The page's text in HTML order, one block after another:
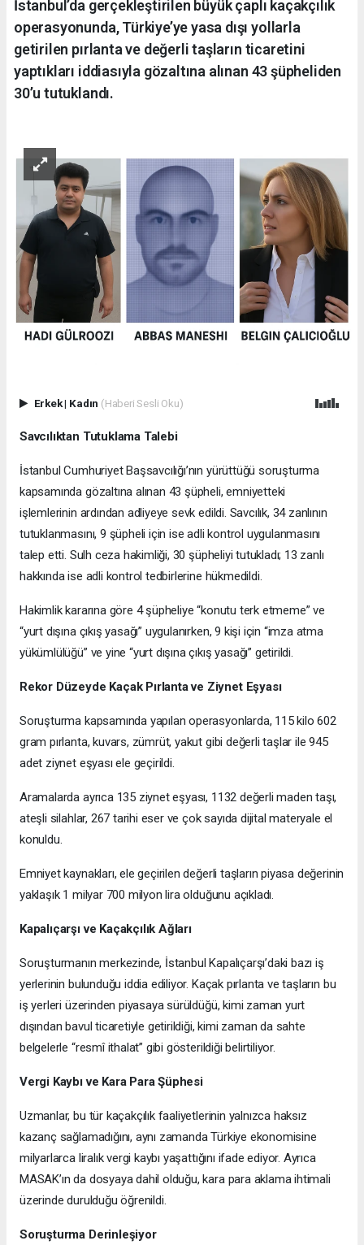
İstanbul’da gerçekleştirilen büyük çaplı kaçakçılık
operasyonunda, Türkiye’ye yasa dışı yollarla
getirilen pırlanta ve değerli taşların ticaretini
yaptıkları iddiasıyla gözaltına alınan 43 şüpheliden
30’u tutuklandı.
Erkek| Kadın (Haberi Sesli Oku)
Savcılıktan Tutuklama Talebi
İstanbul Cumhuriyet Başsavcılığı’nın yürüttüğü soruşturma
kapsamında gözaltına alınan 43 şüpheli, emniyetteki
işlemlerinin ardından adliyeye sevk edildi. Savcılık, 34 zanlının
tutuklanmasını, 9 şüpheli için ise adli kontrol uygulanmasını
talep etti. Sulh ceza hakimliği, 30 şüpheliyi tutukladı; 13 zanlı
hakkında ise adli kontrol tedbirlerine hükmedildi.
Hakimlik kararına göre 4 şüpheliye “konutu terk etmeme” ve
“yurt dışına çıkış yasağı” uygulanırken, 9 kişi için “imza atma
yükümlülüğü” ve yine “yurt dışına çıkış yasağı” getirildi.
Rekor Düzeyde Kaçak Pırlanta ve Ziynet Eşyası
Soruşturma kapsamında yapılan operasyonlarda, 115 kilo 602
gram pırlanta, kuvars, zümrüt, yakut gibi değerli taşlar ile 945
adet ziynet eşyası ele geçirildi.
Aramalarda ayrıca 135 ziynet eşyası, 1132 değerli maden taşı,
ateşli silahlar, 267 tarihi eser ve çok sayıda dijital materyale el
konuldu.
Emniyet kaynakları, ele geçirilen değerli taşların piyasa değerinin
yaklaşık 1 milyar 700 milyon lira olduğunu açıkladı.
Kapalıçarşı ve Kaçakçılık Ağları
Soruşturmanın merkezinde, İstanbul Kapalıçarşı’daki bazı iş
yerlerinin bulunduğu iddia ediliyor. Kaçak pırlanta ve taşların bu
iş yerleri üzerinden piyasaya sürüldüğü, kimi zaman yurt
dışından bavul ticaretiyle getirildiği, kimi zaman da sahte
belgelerle “resmî ithalat” gibi gösterildiği belirtiliyor.
Vergi Kaybı ve Kara Para Şüphesi
Uzmanlar, bu tür kaçakçılık faaliyetlerinin yalnızca haksız
kazanç sağlamadığını, aynı zamanda Türkiye ekonomisine
milyarlarca liralık vergi kaybı yaşattığını ifade ediyor. Ayrıca
MASAK’ın da dosyaya dahil olduğu, kara para aklama ihtimali
üzerinde durulduğu öğrenildi.
Soruşturma Derinleşiyor